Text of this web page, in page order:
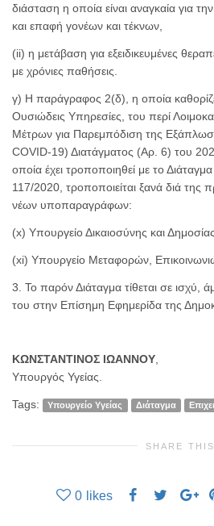
διάσταση η οποία είναι αναγκαία για
και επαφή γονέων και τέκνων,
(ii) η μετάβαση για εξειδικευμένες
με χρόνιες παθήσεις.
γ) Η παράγραφος 2(δ), η οποία
Ουσιώδεις Υπηρεσίες, του περί
Μέτρων για Παρεμπόδιση της
COVID-19) Διατάγματος (Αρ. 6) του
οποία έχει τροποποιηθεί με το
117/2020, τροποποιείται ξανά διά
νέων υποπαραγράφων:
(x) Υπουργείο Δικαιοσύνης και
(xi) Υπουργείο Μεταφορών,
3. Το παρόν Διάταγμα τίθεται σε ισχύ,
του στην Επίσημη Εφημερίδα της
ΚΩΝΣΤΑΝΤΙΝΟΣ ΙΩΑΝΝΟΥ,
Υπουργός Υγείας.
Tags: Yπουργείο Υγείας Διάταγμα
SHARE THIS
0 likes